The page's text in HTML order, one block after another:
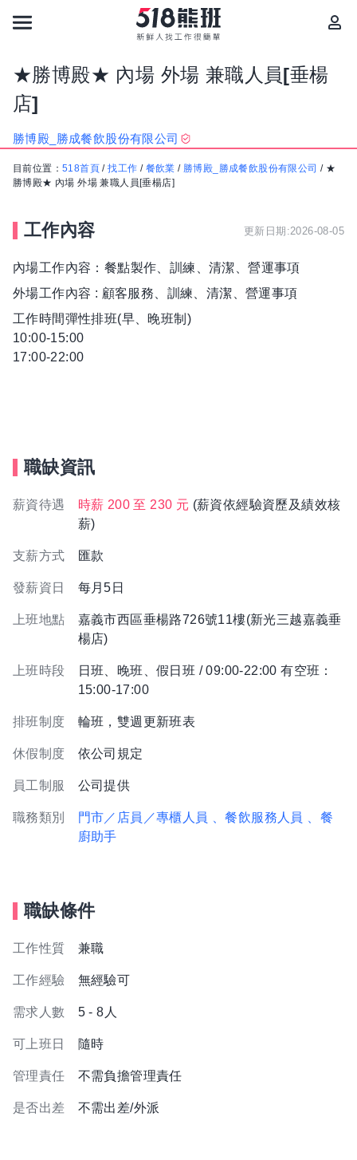
★勝博殿★ 內場 外場 兼職人員[垂楊
店]
勝博殿_勝成餐飲股份有限公司
目前位置： 518首頁 /找工作 / 餐飲業 / 勝博殿_勝成餐飲股份有限公司 / ★
勝博殿★ 內場 外場 兼職人員[垂楊店]
工作內容 更新日期:2026-08-05
內場工作內容：餐點製作、訓練、清潔、營運事項
外場工作內容 : 顧客服務、訓練、清潔、營運事項
工作時間彈性排班(早、晚班制)
10:00-15:00
17:00-22:00
職缺資訊
薪資待遇 時薪 200 至 230 元 (薪資依經驗資歷及績效核
薪)
支薪方式 匯款
發薪資日 每月5日
上班地點
嘉義市西區垂楊路726號11樓(新光三越嘉義垂
楊店)
上班時段
日班、晚班、假日班 / 09:00-22:00 有空班：
15:00-17:00
排班制度 輪班，雙週更新班表
休假制度 依公司規定
員工制服 公司提供
職務類別 門市／店員／專櫃人員 、餐飲服務人員
、餐
廚助手
職缺條件
工作性質 兼職
工作經驗 無經驗可
需求人數 5 - 8人
可上班日 隨時
管理責任 不需負擔管理責任
是否出差 不需出差/外派